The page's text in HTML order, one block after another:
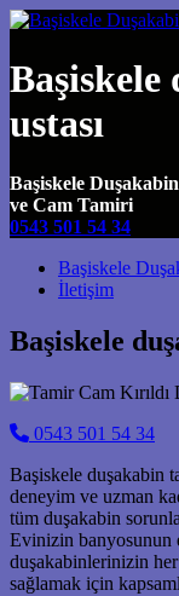
ustası
Başiskele
ve Cam Tamiri
0543 501 54 34
MainBaşiskele
İletişim
Başiskele
0543 501 54 34
Başiskele duşakabin
deneyim ve uzman
tüm duşakabin
Evinizin banyosunun
duşakabinlerinizin her
sağlamak için